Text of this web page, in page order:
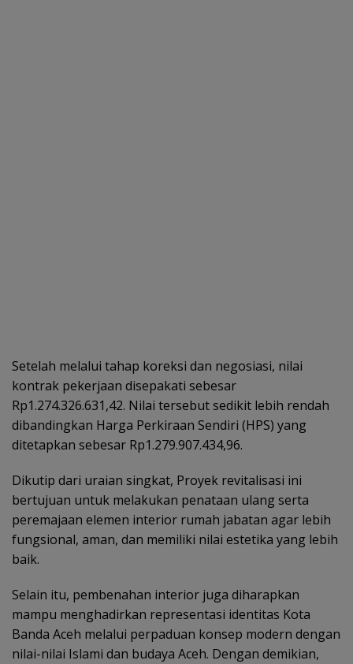
Setelah melalui tahap koreksi dan negosiasi, nilai
kontrak pekerjaan disepakati sebesar
Rp1.274.326.631,42. Nilai tersebut sedikit lebih rendah
dibandingkan Harga Perkiraan Sendiri (HPS) yang
ditetapkan sebesar Rp1.279.907.434,96.
Dikutip dari uraian singkat, Proyek revitalisasi ini
bertujuan untuk melakukan penataan ulang serta
peremajaan elemen interior rumah jabatan agar lebih
fungsional, aman, dan memiliki nilai estetika yang lebih
baik.
Selain itu, pembenahan interior juga diharapkan
mampu menghadirkan representasi identitas Kota
Banda Aceh melalui perpaduan konsep modern dengan
nilai-nilai Islami dan budaya Aceh. Dengan demikian,